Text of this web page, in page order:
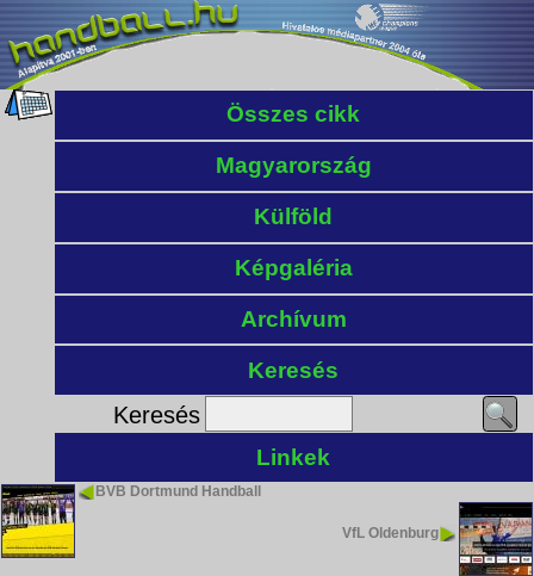
Összes cikk
Magyarország
Külföld
Képgaléria
Archívum
Keresés
Keresés
Linkek
BVB Dortmund Handball
VfL Oldenburg